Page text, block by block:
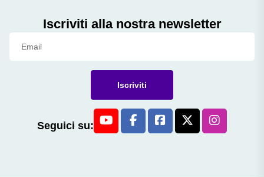
Iscriviti alla nostra newsletter
Iscriviti
Seguici su: